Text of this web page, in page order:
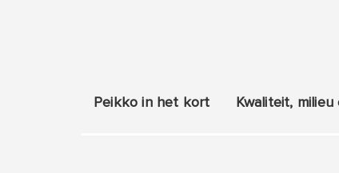
Peikko in het kort Kwaliteit,